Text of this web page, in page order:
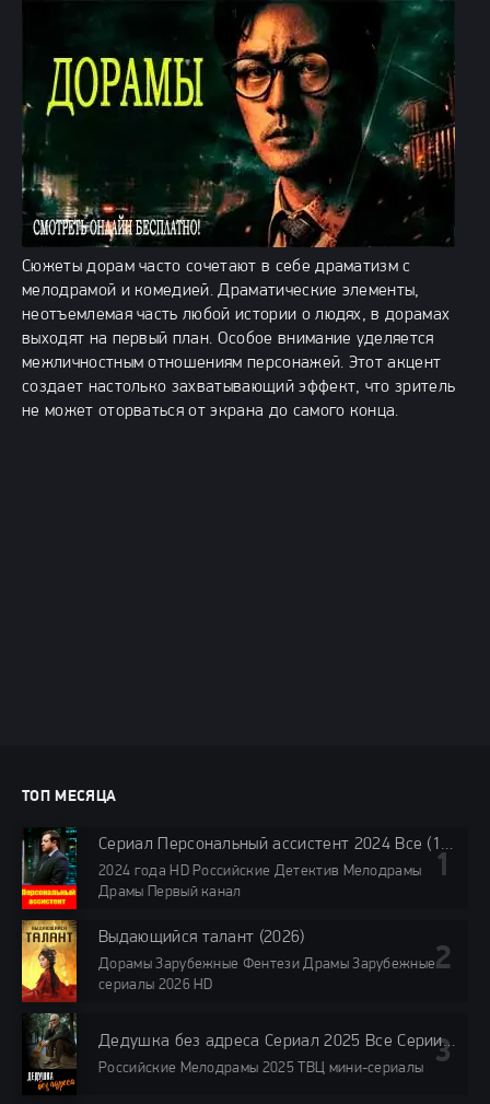
Сюжеты дорам часто сочетают в себе драматизм с
мелодрамой и комедией. Драматические элементы,
неотъемлемая часть любой истории о людях, в дорамах
выходят на первый план. Особое внимание уделяется
межличностным отношениям персонажей. Этот акцент
создает настолько захватывающий эффект, что зритель
не может оторваться от экрана до самого конца.
ТОП МЕСЯЦА
Сериал Персональный ассистент 2024 Все (1-8 Серии) подряд Россия
2024 года HD Российские Детектив Мелодрамы
Драмы Первый канал
Выдающийся талант (2026)
Дорамы Зарубежные Фентези Драмы Зарубежные
сериалы 2026 HD
Дедушка без адреса Сериал 2025 Все Серии подряд
Российские Мелодрамы 2025 ТВЦ мини-сериалы